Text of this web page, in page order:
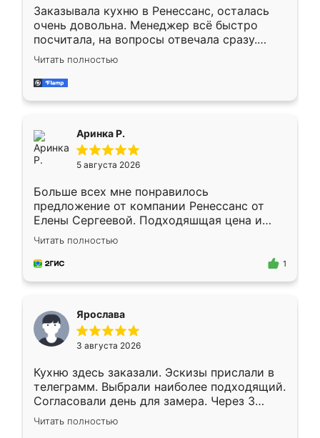
Заказывала кухню в Ренессанс, осталась
очень довольна. Менеджер всё быстро
посчитала, на вопросы отвечала сразу.
Замерщик приехал в субботу, подошёл к
делу со всей ответственностью. Собрали
за день, ребята работали аккуратно, даже
Читать полностью
Аринка Р.
5 августа 2026
Больше всех мне понравилось
предложение от компании Ренессанс от
Елены Сергеевой. Подходяшщая цена и
короткие сроки изготовления. Приехавший
для замера сотрудник Владислав
предложил по моему эскизу самый
Читать полностью
1
Ярослава
3 августа 2026
Кухню здесь заказали. Эскизы прислали в
телеграмм. Выбрали наиболее подходящий.
Согласовали день для замера. Через 3
недели кухня была уже готова. Остались
довольны работой. Спасибо Ренессанс
Читать полностью